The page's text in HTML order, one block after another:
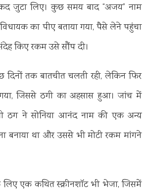
जुटा लिए। कुछ समय बाद “अजय” नाम
का पीए बताया गया, पैसे लेने पहुंचा
किए रकम उसे सौंप दी।
तक बातचीत चलती रही, लेकिन फिर
जिससे ठगी का अहसास हुआ। जांच में
ठग ने सोनिया आनंद नाम की एक अन्य
बनाया था और उससे भी मोटी रकम मांगने
एक कथित स्क्रीनशॉट भी भेजा, जिसमें